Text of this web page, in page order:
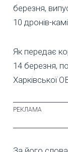
березня,
10 дронів-
Як передає
14 березня,
Харківської